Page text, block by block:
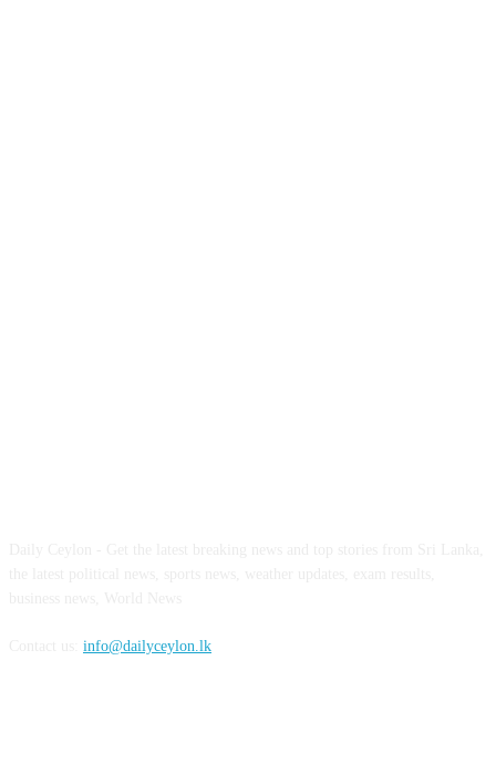
info@dailyceylon.lk